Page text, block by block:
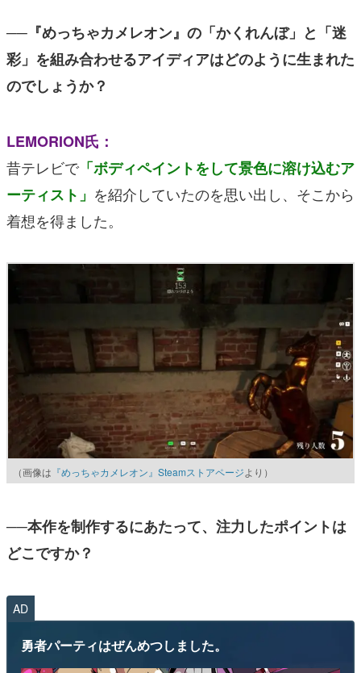
──『めっちゃカメレオン』の「かくれんぼ」と「迷
彩」を組み合わせるアイディアはどのように生まれた
のでしょうか？
LEMORION氏：
昔テレビで「ボディペイントをして景色に溶け込むア
ーティスト」 を紹介していたのを思い出し、そこから
着想を得ました。
（画像は 『めっちゃカメレオン』Steamストアページより）
──本作を制作するにあたって、注力したポイントは
どこですか？
AD
勇者パーティはぜんめつしました。